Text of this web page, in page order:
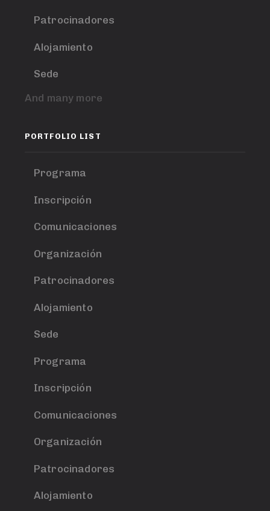
Patrocinadores
Alojamiento
Sede
And many more
PORTFOLIO LIST
Programa
Inscripción
Comunicaciones
Organización
Patrocinadores
Alojamiento
Sede
Programa
Inscripción
Comunicaciones
Organización
Patrocinadores
Alojamiento